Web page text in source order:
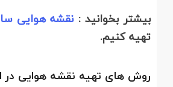
بیشتر بخوانید :نقشه هوایی سال
تهیه کنیم.
روش های تهیه نقشه هوایی در